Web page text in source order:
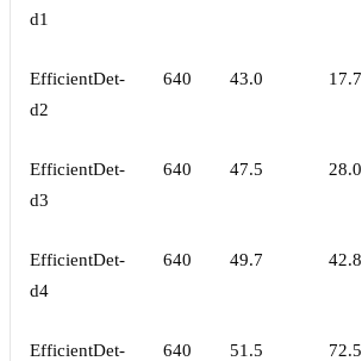
d1
EfficientDet-
d2
640 43.0 17.7
EfficientDet-
d3
640 47.5 28.0
EfficientDet-
d4
640 49.7 42.8
EfficientDet-
640 51.5 72.5